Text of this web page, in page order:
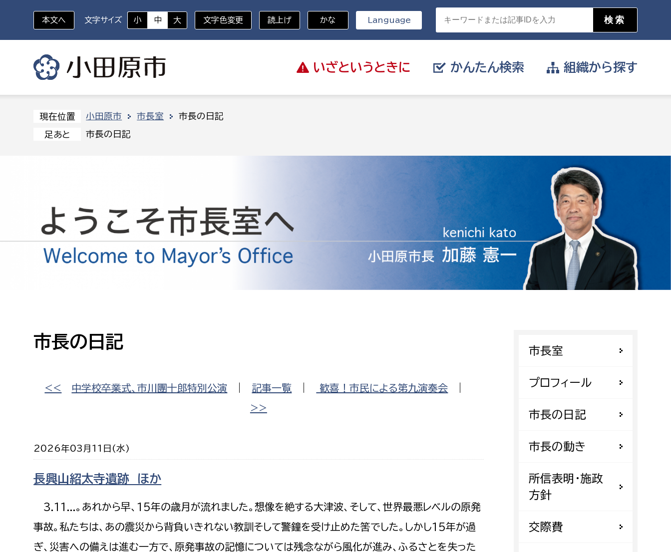
いざと いうときに
いざというときに
防災・ハザードマップ 避難場所 消防
かんたん検索
対象者を選択
小・中学生
高校生・大学生など
若者
障がい者
ペット
防災・安全
福祉・健康
環境・エネルギー
文化・生涯学習
市民活動・地域づくり
病院
届け出や申請をしたい
証明書がほしい
相談をしたい
支払いをしたい
働きたい
小田原のことを知りたい
イベント・講座などに参加したい
まちづくりに関わりたい
組織から探す
組織から探す
部に属さない室
デジタル推進課
市民税課
地域安全課
スポーツ課
環境保護課
生活援護課
障がい福祉課
保険課
健康づくり課
水産海浜課
都市計画課
地域交通課
開発審査課
本文へ 文字サイズ 小 中 大 文字色変更 読上げ かな Language
現在位置 小田原市 市長室 市長の日記
足あと 市長の日記
市長の日記
<< 中学校卒業式、市川團十郎特別公演 記事一覧 歓喜！市民による第九演奏会
>>
2026年03月11日(水)
長興山紹太寺遺跡 ほか
3.11...。あれから早、15年の歳月が流れました。想像を絶する大津波、そして、世界最悪レベルの原発
事故。私たちは、あの震災から背負いきれない教訓そして警鐘を受け止めた筈でした。しかし15年が過
ぎ、災害への備えは進む一方で、原発事故の記憶については残念ながら風化が進み、ふるさとを失った
市長室
プロフィール
市長の日記
市長の動き
所信表明・施政
方針
交際費